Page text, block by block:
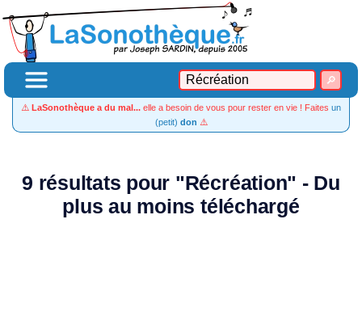
⚠️ LaSonothèque a du mal... elle a besoin de vous pour rester en vie ! Faites un
(petit) don ⚠️
9 résultats pour "Récréation" - Du
plus au moins téléchargé